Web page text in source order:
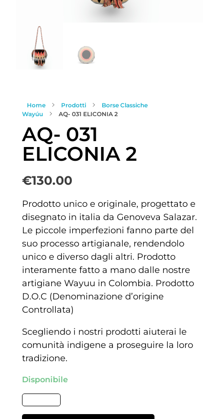
Home Prodotti
Borse Classiche
Wayúu
AQ- 031 ELICONIA 2
AQ- 031
ELICONIA 2
€130.00
Prodotto unico e originale, progettato e
disegnato in italia da Genoveva Salazar.
Le piccole imperfezioni fanno parte del
suo processo artigianale, rendendolo
unico e diverso dagli altri. Prodotto
interamente fatto a mano dalle nostre
artigiane Wayuu in Colombia. Prodotto
D.O.C (Denominazione d’origine
Controllata)
Scegliendo i nostri prodotti aiuterai le
comunità indigene a proseguire la loro
tradizione.
Disponibile